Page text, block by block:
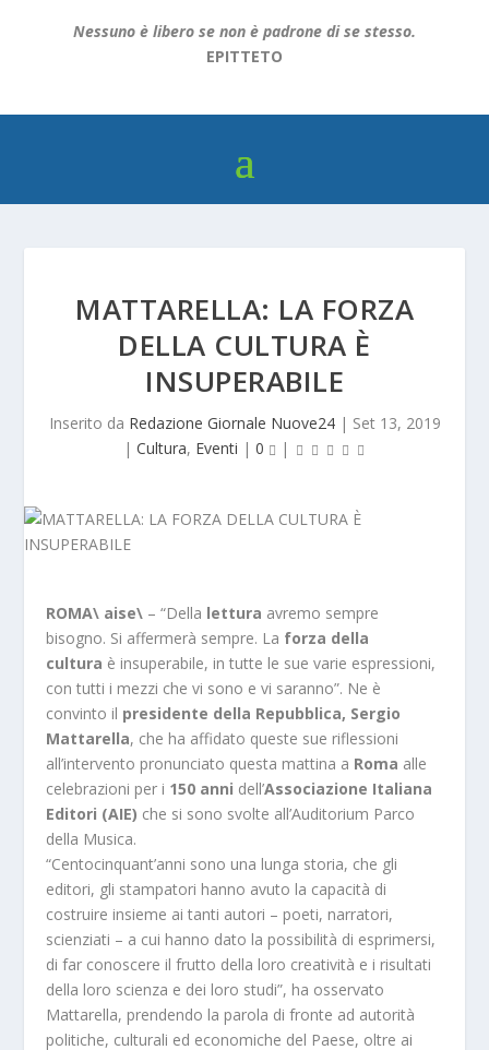
Nessuno è libero se non è padrone di se stesso.
EPITTETO
MATTARELLA: LA FORZA
DELLA CULTURA È
INSUPERABILE
Inserito da Redazione Giornale Nuove24| Set 13, 2019
| Cultura, Eventi | 0 |
ROMA\ aise\ – “Della lettura avremo sempre
bisogno. Si affermerà sempre. La forza della
cultura è insuperabile, in tutte le sue varie espressioni,
con tutti i mezzi che vi sono e vi saranno”. Ne è
convinto il presidente della Repubblica, Sergio
Mattarella, che ha affidato queste sue riflessioni
all’intervento pronunciato questa mattina a Roma alle
celebrazioni per i 150 anni dell’Associazione Italiana
Editori (AIE) che si sono svolte all’Auditorium Parco
della Musica.
“Centocinquant’anni sono una lunga storia, che gli
editori, gli stampatori hanno avuto la capacità di
costruire insieme ai tanti autori – poeti, narratori,
scienziati – a cui hanno dato la possibilità di esprimersi,
di far conoscere il frutto della loro creatività e i risultati
della loro scienza e dei loro studi”, ha osservato
Mattarella, prendendo la parola di fronte ad autorità
politiche, culturali ed economiche del Paese, oltre ai